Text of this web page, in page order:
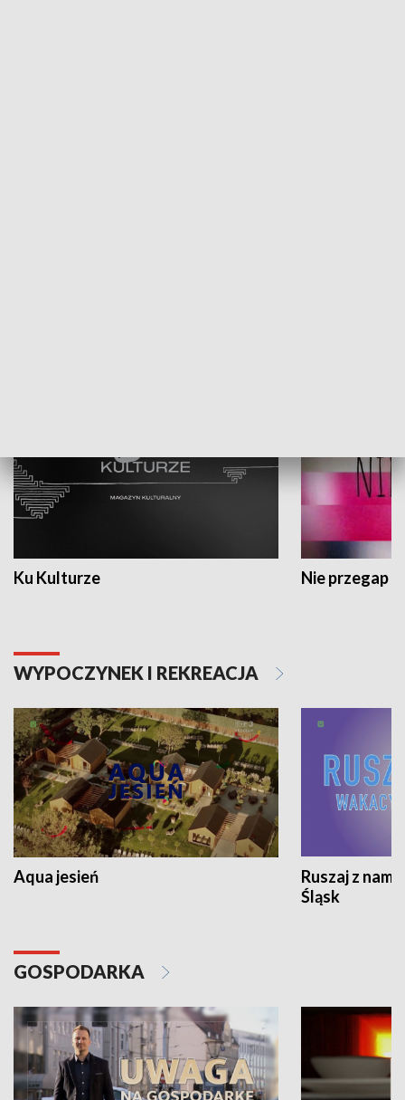
Ku Kulturze Nie przegap
WYPOCZYNEK I REKREACJA
Aqua jesień
Ruszaj z
Śląsk
GOSPODARKA